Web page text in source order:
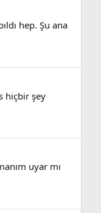
hep. Şu ana
hiçbir şey
uyar mı